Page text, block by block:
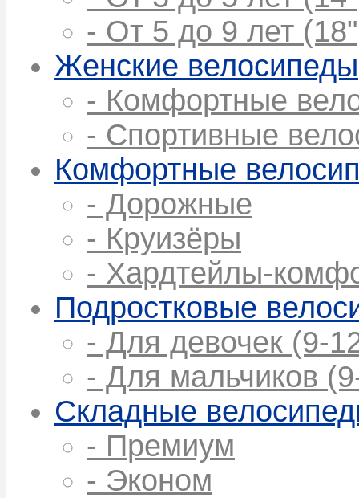
- От 5 до 9 лет
Женские велосипеды
- Комфортные
- Спортивные
Комфортные
- Дорожные
- Круизёры
- Хардтейлы-
Подростковые
- Для девочек (9-
- Для мальчиков
Складные
- Премиум
- Эконом